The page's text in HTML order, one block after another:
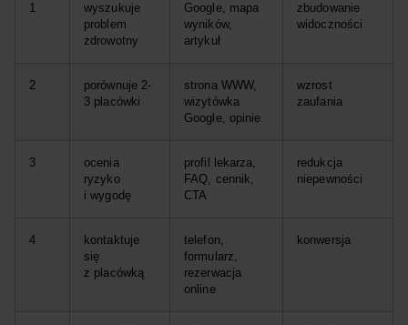
1
wyszukuje
problem
zdrowotny
Google, mapa
wyników,
artykuł
zbudowanie
widoczności
2
porównuje 2-
3 placówki
strona WWW,
wizytówka
Google, opinie
wzrost
zaufania
3
ocenia
ryzyko
i wygodę
profil lekarza,
FAQ, cennik,
CTA
redukcja
niepewności
4
kontaktuje
się
z placówką
telefon,
formularz,
rezerwacja
online
konwersja